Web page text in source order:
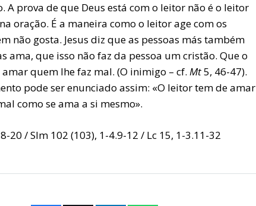
A prova de que Deus está com o leitor não é o leitor
oração. É a maneira como o leitor age com os
não gosta. Jesus diz que as pessoas más também
ama, que isso não faz da pessoa um cristão. Que o
quem lhe faz mal. (O inimigo – cf. Mt5, 46-47).
pode ser enunciado assim: «O leitor tem de amar
como se ama a si mesmo».
20 / Slm 102 (103), 1-4.9-12 / Lc 15, 1-3.11-32